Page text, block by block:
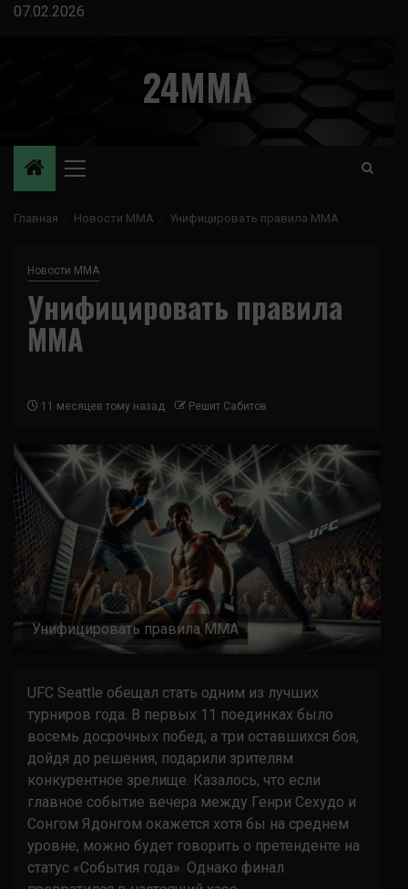
Перейти
07.02.2026
24MMA
Основное
Главная Новости ММА Унифицировать правила MMA
Новости ММА
Унифицировать правила
MMA
11 месяцев тому назад Решит Сабитов
Унифицировать правила MMA
UFC Seattle обещал стать одним из лучших
турниров года. В первых 11 поединках было
восемь досрочных побед, а три оставшихся боя,
дойдя до решения, подарили зрителям
конкурентное зрелище. Казалось, что если
главное событие вечера между Генри Сехудо и
Сонгом Ядонгом окажется хотя бы на среднем
уровне, можно будет говорить о претенденте на
статус «События года». Однако финал